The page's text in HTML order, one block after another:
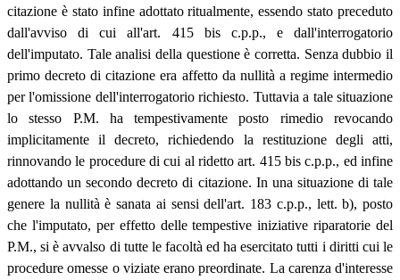
citazione è stato infine adottato ritualmente, essendo stato preceduto
dall'avviso di cui all'art. 415 bis c.p.p., e dall'interrogatorio
dell'imputato. Tale analisi della questione è corretta. Senza dubbio il
primo decreto di citazione era affetto da nullità a regime intermedio
per l'omissione dell'interrogatorio richiesto. Tuttavia a tale situazione
lo stesso P.M. ha tempestivamente posto rimedio revocando
implicitamente il decreto, richiedendo la restituzione degli atti,
rinnovando le procedure di cui al ridetto art. 415 bis c.p.p., ed infine
adottando un secondo decreto di citazione. In una situazione di tale
genere la nullità è sanata ai sensi dell'art. 183 c.p.p., lett. b), posto
che l'imputato, per effetto delle tempestive iniziative riparatorie del
P.M., si è avvalso di tutte le facoltà ed ha esercitato tutti i diritti cui le
procedure omesse o viziate erano preordinate. La carenza d'interesse